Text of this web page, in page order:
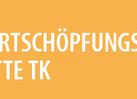
TK